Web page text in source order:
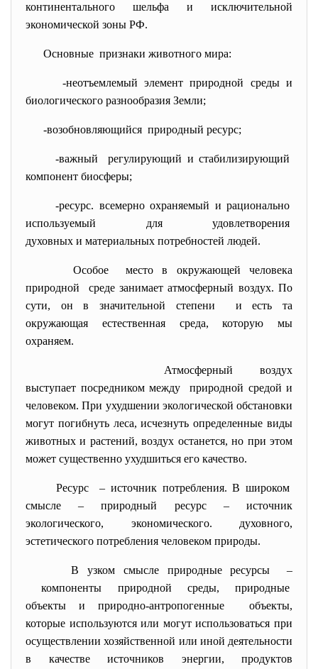
континентального шельфа и исключительной
экономической зоны РФ.
Основные признаки животного мира:
-неотъемлемый элемент природной среды и
биологического разнообразия Земли;
-возобновляющийся природный ресурс;
-важный регулирующий истабилизирующий
компонент биосферы;
-ресурс. всемерно охраняемый ирационально
используемый для удовлетворения
духовных и материальных потребностей людей.
Особое место в окружающей человека
природной среде занимает атмосферный воздух. По
сути, он в значительной степени и есть та
окружающая естественная среда, которую мы
охраняем.
Атмосферный воздух
выступает посредником между природной средой и
человеком. При ухудшении экологической обстановки
могут погибнуть леса, исчезнуть определенные виды
животных и растений, воздух останется, но при этом
может существенно ухудшиться его качество.
Ресурс – источник потребления. В широком
смысле – природный ресурс – источник
экологического, экономического. духовного,
эстетического потребления человеком природы.
В узком смысле природные ресурсы –
компоненты природной среды, природные
объекты и природно-антропогенные объекты,
которые используются или могут использоваться при
осуществлении хозяйственной или иной деятельности
в качестве источников энергии, продуктов